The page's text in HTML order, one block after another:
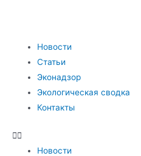
Новости
Статьи
Эконадзор
Экологическая сводка
Контакты
Новости